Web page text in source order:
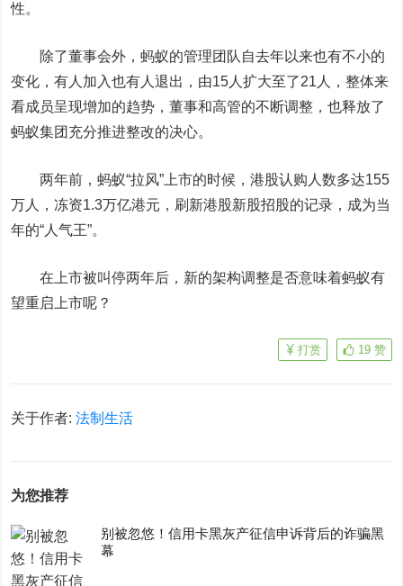
性。
除了董事会外，蚂蚁的管理团队自去年以来也有不小的
变化，有人加入也有人退出，由15人扩大至了21人，整体来
看成员呈现增加的趋势，董事和高管的不断调整，也释放了
蚂蚁集团充分推进整改的决心。
两年前，蚂蚁“拉风”上市的时候，港股认购人数多达155
万人，冻资1.3万亿港元，刷新港股新股招股的记录，成为当
年的“人气王”。
在上市被叫停两年后，新的架构调整是否意味着蚂蚁有
望重启上市呢？
19 赞
打赏
关于作者:法制生活
为您推荐
别被忽悠！信用卡黑灰产征信申诉背后的诈骗黑
幕